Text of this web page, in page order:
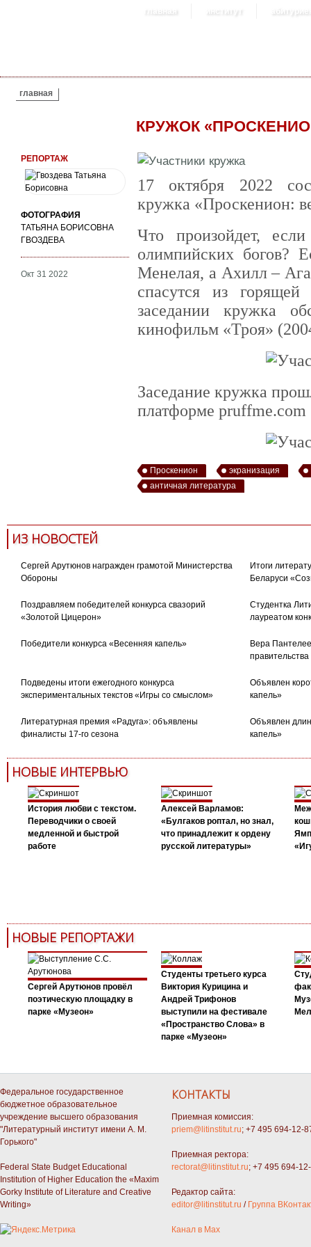
главная институт
ВЫ ЗДЕСЬ
главная
КРУЖОК
РЕПОРТАЖ
ФОТОГРАФИЯ
ТАТЬЯНА БОРИСОВНА
ГВОЗДЕВА
Окт 31 2022
17 октября 2022
кружка «Проскенион:
Что произойдет,
олимпийских богов?
Менелая, а Ахилл –
спасутся из
заседании кружка
кинофильм «Троя»
Заседание кружка
платформе pruffme.com
Проскенион экранизация
античная литература
ИЗ НОВОСТЕЙ
Сергей Арутюнов награжден грамотой Министерства
Обороны
Итоги
Беларуси
Поздравляем победителей конкурса свазорий
«Золотой Цицерон»
Студентка
лауреатом
Победители конкурса «Весенняя капель»
Вера
Подведены итоги ежегодного конкурса
экспериментальных текстов «Игры со смыслом»
Объявлен
капель»
Литературная премия «Радуга»: объявлены
финалисты 17-го сезона
Объявлен
капель»
НОВЫЕ ИНТЕРВЬЮ
История любви с текстом.
Переводчики о своей
медленной и быстрой
работе
Алексей Варламов:
«Булгаков роптал, но знал,
что принадлежит к ордену
русской литературы»
НОВЫЕ РЕПОРТАЖИ
Сергей Арутюнов провёл
поэтическую площадку в
парке «Музеон»
Студенты третьего курса
Виктория Курицина и
Андрей Трифонов
выступили на фестивале
«Пространство Слова» в
парке «Музеон»
Федеральное государственное
бюджетное образовательное
учреждение высшего образования
"Литературный институт имени А. М.
Горького"
Federal State Budget Educational
Institution of Higher Education the «Maxim
Gorky Institute of Literature and Creative
Writing»
КОНТАКТЫ
Приемная комиссия:
priem@litinstitut.ru; +7 495 694-12-
Приемная ректора:
rectorat@litinstitut.ru; +7 495 694-
Редактор сайта:
editor@litinstitut.ru / Группа
Канал в Max